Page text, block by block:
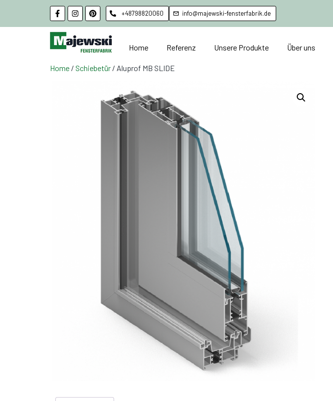
+48798820060 info@majewski-fensterfabrik.de
Home Referenz Unsere Produkte Über uns
Home / Schiebetür / Aluprof MB SLIDE